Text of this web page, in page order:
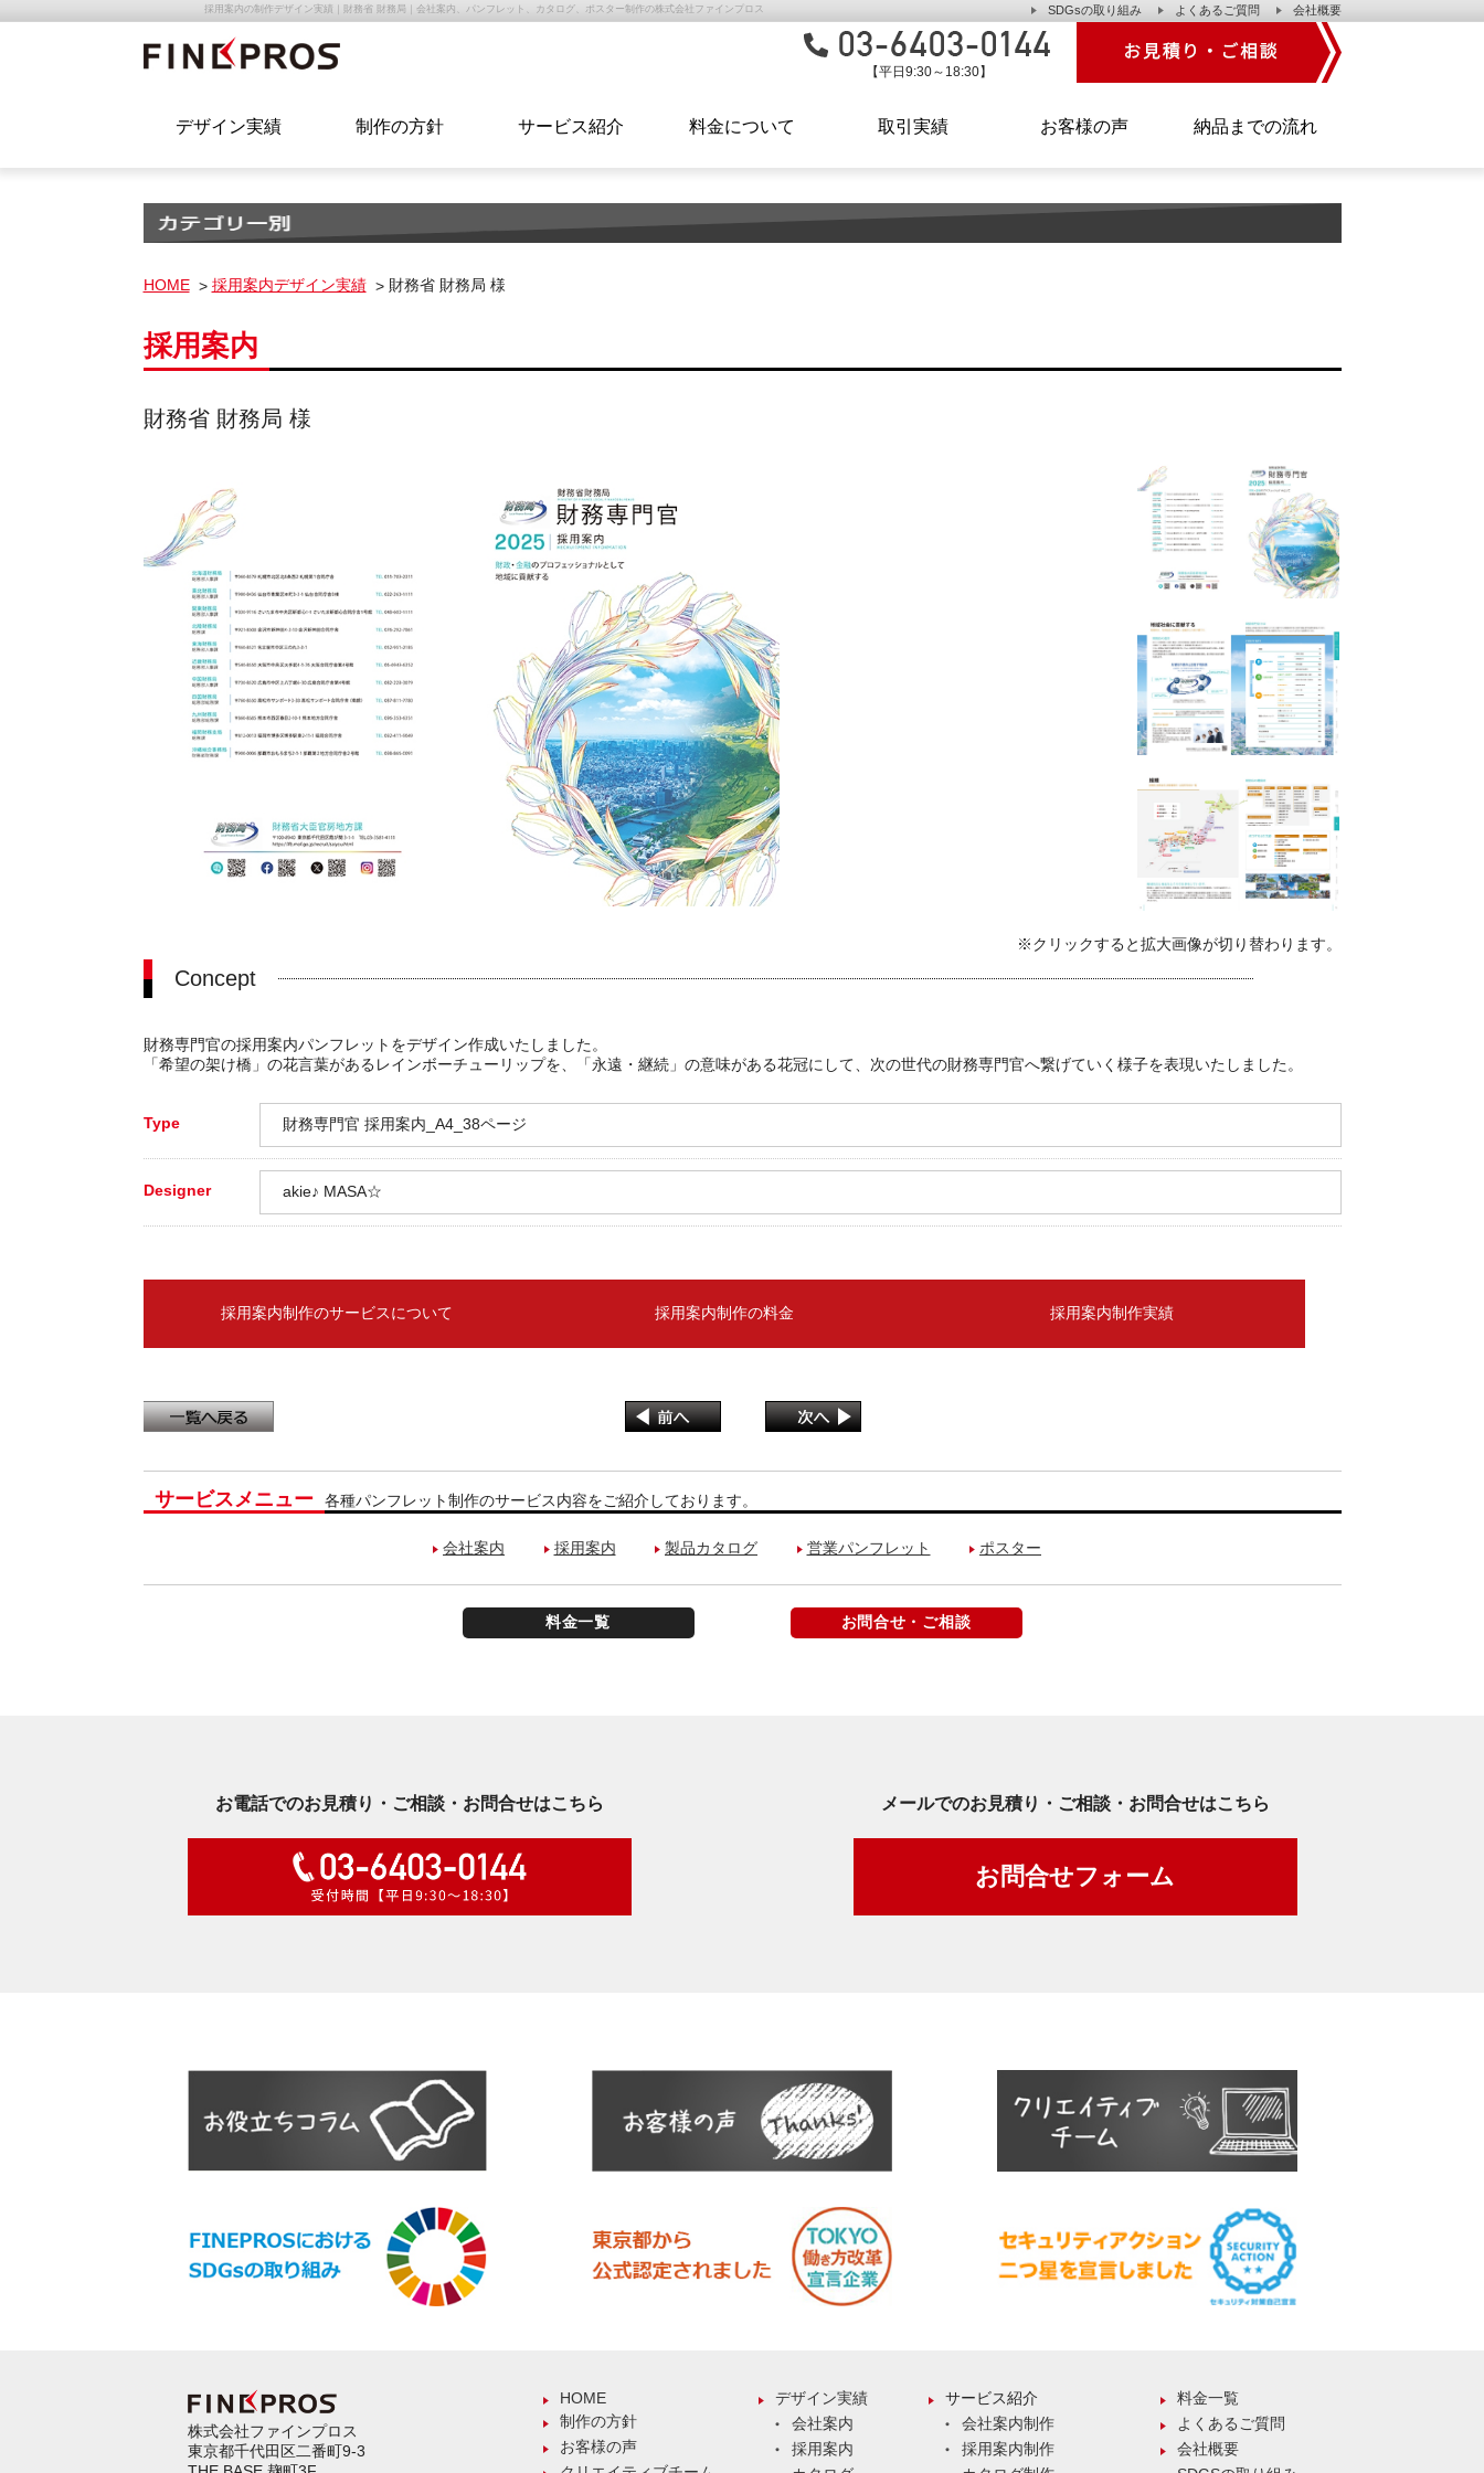
採用案内の制作デザイン実績｜財務省 財務局｜会社案内、パンフレット、カタログ、ポスター制作の株式会社ファインプロス SDGsの取り組み よくあるご質問 会社概要
【平日9:30～18:30】
デザイン実績 制作の方針 サービス紹介 料金について 取引実績 お客様の声 納品までの流れ
HOME 採用案内デザイン実績 財務省 財務局 様
採用案内
財務省 財務局 様
※クリックすると拡大画像が切り替わります。
Concept
財務専門官の採用案内パンフレットをデザイン作成いたしました。
「希望の架け橋」の花言葉があるレインボーチューリップを、「永遠・継続」の意味がある花冠にして、次の世代の財務専門官へ繋げていく様子を表現いたしました。
Type 財務専門官 採用案内_A4_38ページ
Designer akie♪ MASA☆
採用案内制作のサービスについて 採用案内制作の料金 採用案内制作実績
サービスメニュー 各種パンフレット制作のサービス内容をご紹介しております。
会社案内 採用案内 製品カタログ 営業パンフレット ポスター
料金一覧 お問合せ・ご相談
お電話でのお見積り・ご相談・お問合せはこちら メールでのお見積り・ご相談・お問合せはこちら
お問合せフォーム
株式会社ファインプロス
東京都千代田区二番町9-3
HOME
制作の方針
お客様の声
デザイン実績
会社案内
採用案内
サービス紹介
会社案内制作
採用案内制作
料金一覧
よくあるご質問
会社概要